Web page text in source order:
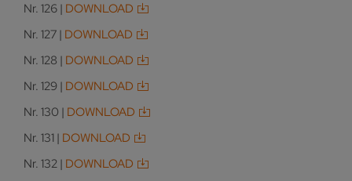
Nr. 126 | DOWNLOAD
Nr. 127 | DOWNLOAD
Nr. 128 | DOWNLOAD
Nr. 129 | DOWNLOAD
Nr. 130 | DOWNLOAD
Nr. 131 | DOWNLOAD
Nr. 132 | DOWNLOAD